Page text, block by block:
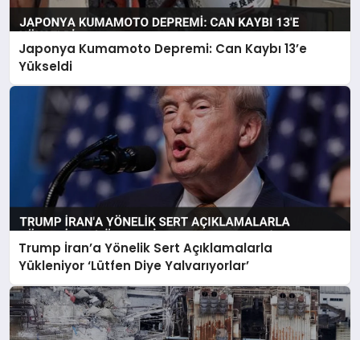
Japonya Kumamoto Depremi: Can Kaybı 13’e
Yükseldi
Trump İran’a Yönelik Sert Açıklamalarla
Yükleniyor ‘Lütfen Diye Yalvarıyorlar’